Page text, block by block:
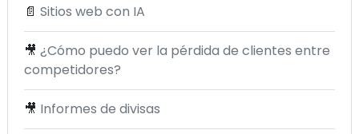
📄 Sitios web con IA
🎥 ¿Cómo puedo ver la pérdida de clientes entre
competidores?
🎥 Informes de divisas